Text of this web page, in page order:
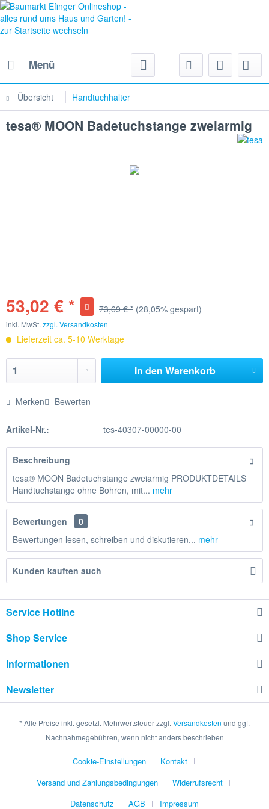
Menü
Übersicht Handtuchhalter
tesa® MOON Badetuchstange zweiarmig
53,02 € * 73,69 € * (28,05% gespart)
inkl. MwSt. zzgl. Versandkosten
Lieferzeit ca. 5-10 Werktage
In den Warenkorb
Merken Bewerten
Artikel-Nr.: tes-40307-00000-00
Beschreibung
tesa® MOON Badetuchstange zweiarmig PRODUKTDETAILS
Handtuchstange ohne Bohren, mit... mehr
Bewertungen
0
Bewertungen lesen, schreiben und diskutieren... mehr
Kunden kauften auch
Service Hotline
Shop Service
Informationen
Newsletter
* Alle Preise inkl. gesetzl. Mehrwertsteuer zzgl. Versandkosten und ggf.
Nachnahmegebühren, wenn nicht anders beschrieben
Cookie-Einstellungen
Kontakt
Versand und Zahlungsbedingungen
Widerrufsrecht
Datenschutz
AGB Impressum